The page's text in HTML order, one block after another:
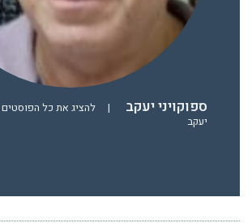
ספוקויני יעקב |
להציג את כל הפוסטים
יעקב